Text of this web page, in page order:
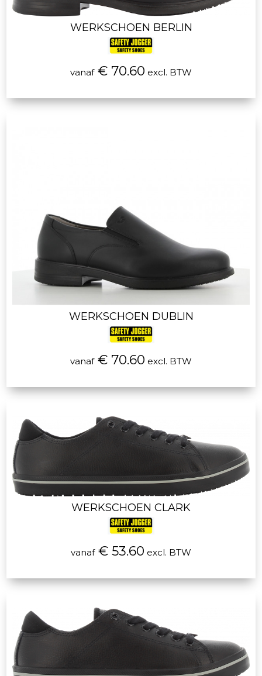
WERKSCHOEN BERLIN
vanaf€ 70.60 excl. BTW
WERKSCHOEN DUBLIN
vanaf€ 70.60 excl. BTW
WERKSCHOEN CLARK
vanaf€ 53.60 excl. BTW